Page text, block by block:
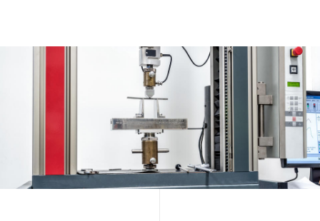
Strength & endurance Confidence in product strength